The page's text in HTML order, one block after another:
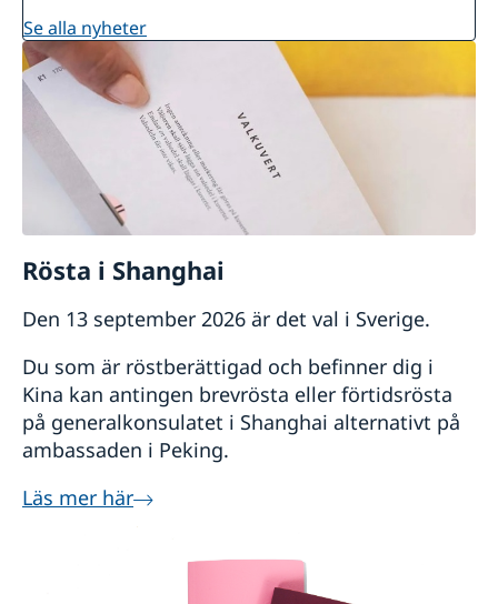
se alla nyheter
Rösta i Shanghai
Den 13 september 2026 är det val i Sverige.
Du som är röstberättigad och befinner dig i
Kina kan antingen brevrösta eller förtidsrösta
på generalkonsulatet i Shanghai alternativt på
ambassaden i Peking.
Läs mer här